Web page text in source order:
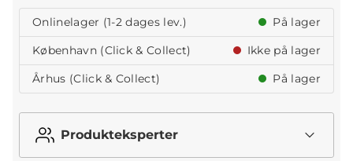
Onlinelager (1-2 dages lev.)
På lager
København (Click & Collect)
Ikke på lager
Århus (Click & Collect)
På lager
Produkteksperter